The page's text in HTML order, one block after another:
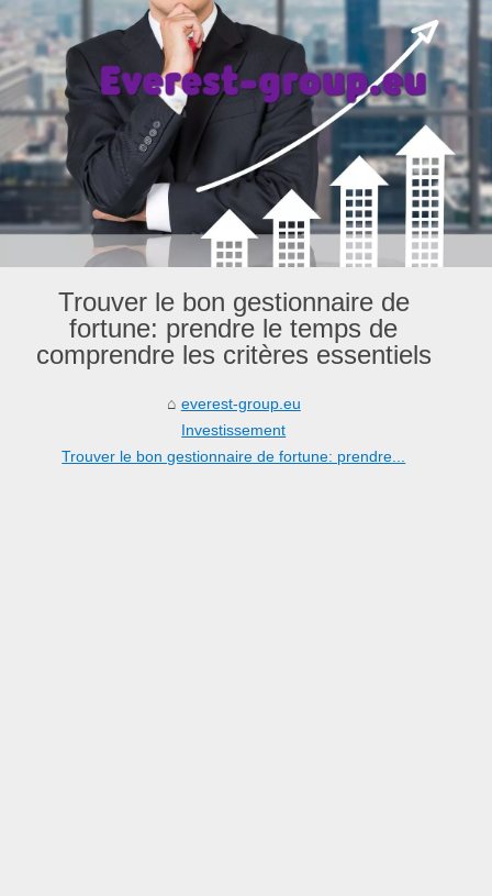
Trouver le bon gestionnaire de
fortune: prendre le temps de
comprendre les critères essentiels
everest-group.eu
Investissement
Trouver le bon gestionnaire de fortune: prendre...